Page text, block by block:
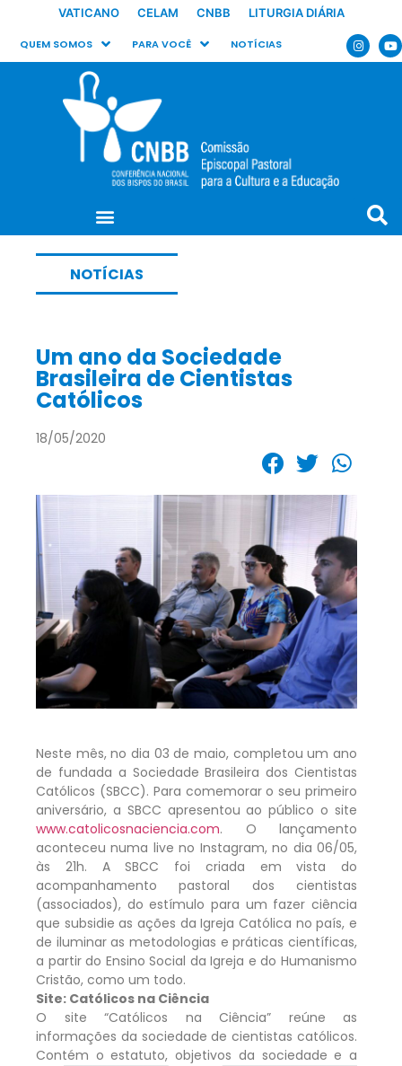
VATICANO CELAM CNBB LITURGIA DIÁRIA
QUEM SOMOS PARA VOCÊ NOTÍCIAS
NOTÍCIAS
Um ano da Sociedade
Brasileira de Cientistas
Católicos
18/05/2020
Neste mês, no dia 03 de maio, completou um ano
de fundada a Sociedade Brasileira dos Cientistas
Católicos (SBCC). Para comemorar o seu primeiro
aniversário, a SBCC apresentou ao público o site
www.catolicosnaciencia.com. O lançamento
aconteceu numa live no Instagram, no dia 06/05,
às 21h. A SBCC foi criada em vista do
acompanhamento pastoral dos cientistas
(associados), do estímulo para um fazer ciência
que subsidie as ações da Igreja Católica no país, e
de iluminar as metodologias e práticas científicas,
a partir do Ensino Social da Igreja e do Humanismo
Cristão, como um todo.
Site: Católicos na Ciência
O site “Católicos na Ciência” reúne as
informações da sociedade de cientistas católicos.
Contém o estatuto, objetivos da sociedade e a